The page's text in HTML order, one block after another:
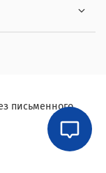
письменного